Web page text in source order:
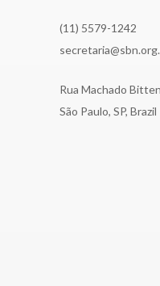
(11) 5579-1242
Rua Machado
São Paulo, SP, Brazil